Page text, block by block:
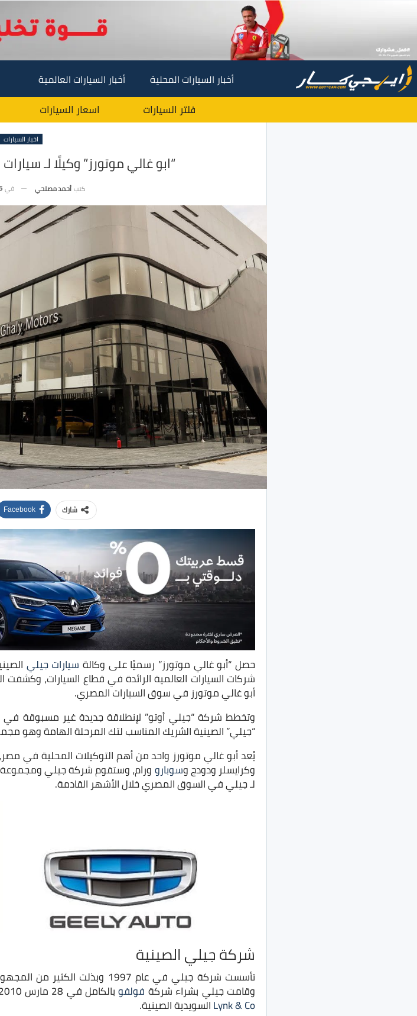
أخبار السيارات المحلية أخبار السيارات العالمية
فلتر السيارات اسعار السيارات
اخبار السيارات
“ابو غالي موتورز” وكيلًا لـ
كتب أحمد مصلحي في 15
شارك Facebook
حصل “أبو غالي موتورز” رسميًا على وكالة سيارات جيلي
شركات السيارات العالمية الرائدة في قطاع السيارات،
أبو غالي موتورز في سوق السيارات المصري.
وتخطط شركة “جيلي أوتو” لإنطلاقة جديدة غير مسبوقة في
“جيلي” الصينية الشريك المناسب لتك المرحلة الهامة وهو
يُعد أبو غالي موتورز واحد من أهم التوكيلات المحلية في
وكرايسلر ودودج وسوباروورام، وستقوم شركة جيلي ومجموعة
لـ جيلي في السوق المصري خلال الأشهر القادمة.
شركة جيلي الصينية
تأسست شركة جيلي في عام 1997
وقامت جيلي بشراء شركة فولفوبالكامل في 28 مارس 2010، كما تمتلك شركة لندن للسيارات الكهربائية وشركة
Lynk & Coالسويدية الصينية.